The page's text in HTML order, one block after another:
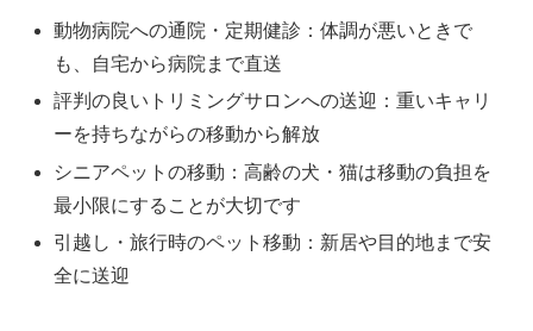
動物病院への通院・定期健診：体調が悪いときで
も、自宅から病院まで直送
評判の良いトリミングサロンへの送迎：重いキャリ
ーを持ちながらの移動から解放
シニアペットの移動：高齢の犬・猫は移動の負担を
最小限にすることが大切です
引越し・旅行時のペット移動：新居や目的地まで安
全に送迎